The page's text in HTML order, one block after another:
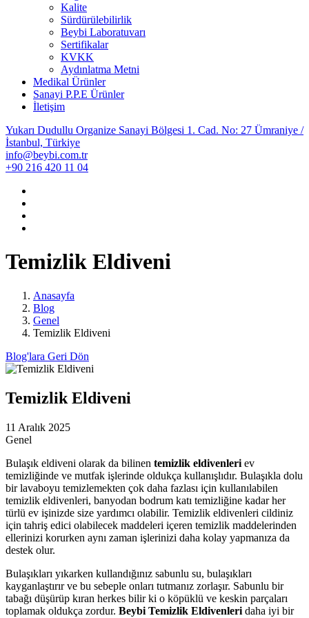
Kalite
Sürdürülebilirlik
Beybi Laboratuvarı
Sertifikalar
KVKK
Aydınlatma Metni
Medikal Ürünler
Sanayi P.P.E Ürünler
İletişim
Yukarı Dudullu Organize Sanayi Bölgesi 1. Cad. No: 27 Ümraniye /
İstanbul, Türkiye
info@beybi.com.tr
+90 216 420 11 04
Temizlik Eldiveni
Anasayfa
Blog
Genel
Temizlik Eldiveni
Blog'lara Geri Dön
Temizlik Eldiveni
11 Aralık 2025
Genel
Bulaşık eldiveni olarak da bilinen temizlik eldivenleri ev
temizliğinde ve mutfak işlerinde oldukça kullanışlıdır. Bulaşıkla dolu
bir lavaboyu temizlemekten çok daha fazlası için kullanılabilen
temizlik eldivenleri, banyodan bodrum katı temizliğine kadar her
türlü ev işinizde size yardımcı olabilir. Temizlik eldivenleri cildiniz
için tahriş edici olabilecek maddeleri içeren temizlik maddelerinden
ellerinizi korurken aynı zaman işlerinizi daha kolay yapmanıza da
destek olur.
Bulaşıkları yıkarken kullandığınız sabunlu su, bulaşıkları
kayganlaştırır ve bu sebeple onları tutmanız zorlaşır. Sabunlu bir
tabağı düşürüp kıran herkes bilir ki o köpüklü ve keskin parçaları
toplamak oldukça zordur. Beybi Temizlik Eldivenleri daha iyi bir